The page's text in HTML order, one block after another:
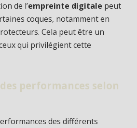
de l’empreinte digitale peut
coques, notamment en
Cela peut être un
qui privilégient cette
performances selon
des différents